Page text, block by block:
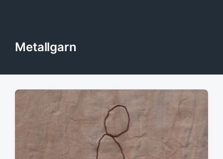
Metallgarn